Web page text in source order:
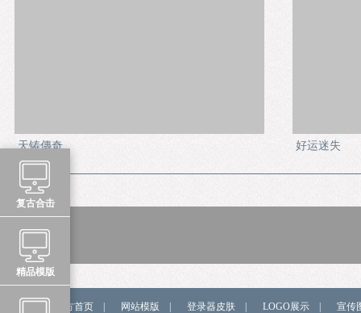
天铸傳奇 好运迷失
官方首页 网站模版 登录器皮肤 LOGO展示 宣传
复古合击
精品模版